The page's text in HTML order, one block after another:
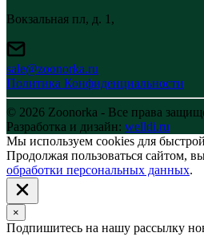
Вокзальная пл, д. 1,
sale@zoonorka.ru
Политика Конфиденциальности
© 2026 Zoonorka - Все права
Разработка и дизайн: welldi.ru
Мы используем cookies для
Продолжая пользоваться сайтом,
обработки персональных данных.
×
Подпишитесь на нашу рассылку